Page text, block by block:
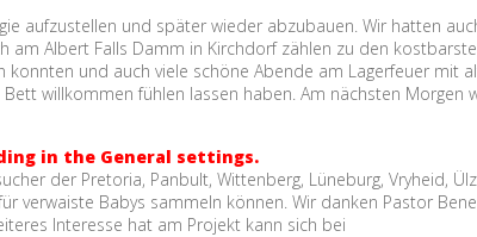
aufzustellen und später wieder abzubauen. Wir hatten
Albert Falls Damm in Kirchdorf zählen zu den
konnten und auch viele schöne Abende am Lagerfeuer mit
willkommen fühlen lassen haben. Am nächsten Morgen
in the General settings.
der Pretoria, Panbult, Wittenberg, Lüneburg, Vryheid,
verwaiste Babys sammeln können. Wir danken Pastor
Interesse hat am Projekt kann sich bei